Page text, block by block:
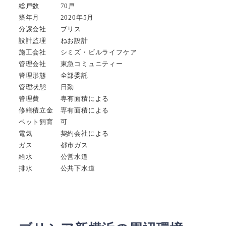
総戸数 70戸
築年月 2020年5月
分譲会社 ブリス
設計監理 ねお設計
施工会社 シミズ・ビルライフケア
管理会社 東急コミュニティー
管理形態 全部委託
管理状態 日勤
管理費 専有面積による
修繕積立金 専有面積による
ペット飼育 可
電気 契約会社による
ガス 都市ガス
給水 公営水道
排水 公共下水道